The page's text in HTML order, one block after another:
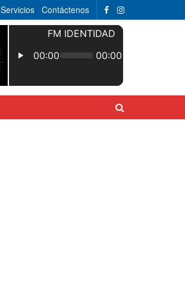
Servicios Contáctenos